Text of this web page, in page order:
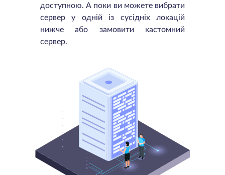
доступною. А поки ви можете вибрати
сервер у одній із сусідніх локацій
нижче або замовити кастомний
сервер.